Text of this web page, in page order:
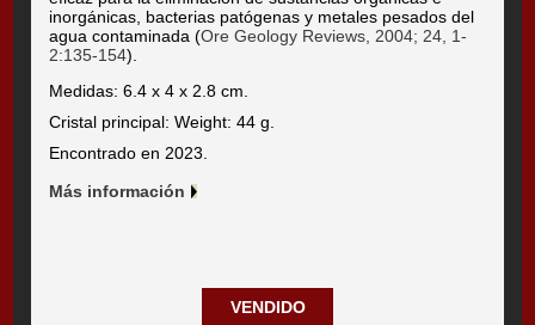
inorgánicas, bacterias patógenas y metales pesados del
agua contaminada (Ore Geology Reviews, 2004; 24, 1-
2:135-154).
Medidas: 6.4 x 4 x 2.8 cm.
Cristal principal: Weight: 44 g.
Encontrado en 2023.
Más información
VENDIDO